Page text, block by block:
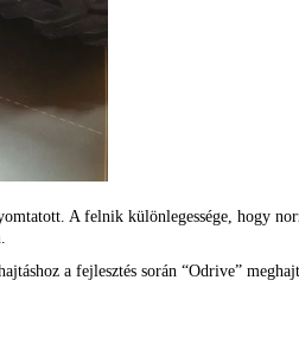
A felnik különlegessége, hogy
a fejlesztés során “Odrive”